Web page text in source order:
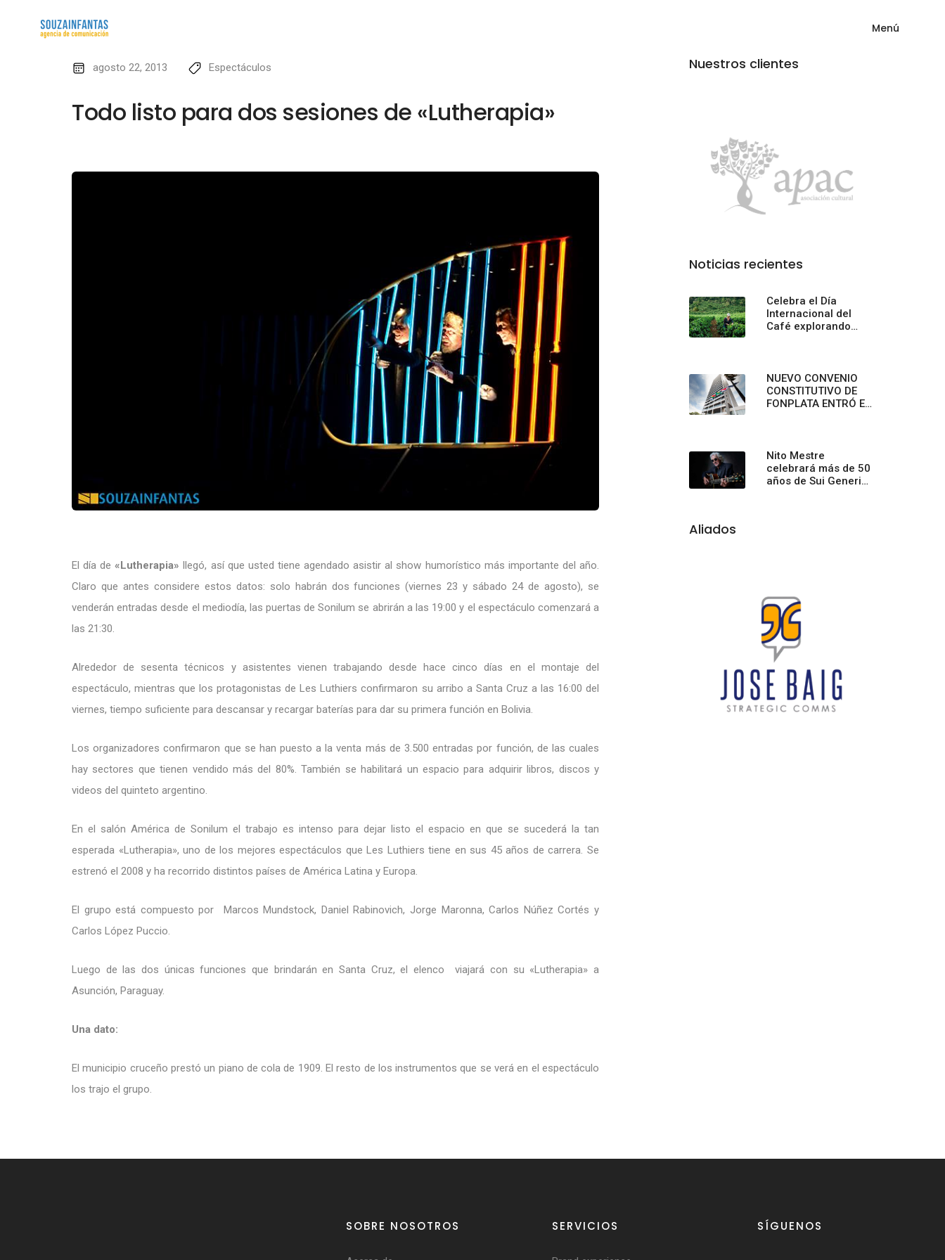
Menú
agosto 22, 2013 Espectáculos
Todo listo para dos sesiones de «Lutherapia»
El día de«Lutherapia» llegó, así que usted tiene agendado asistir al show humorístico más importante del año.
Claro que antes considere estos datos: solo habrán dos funciones (viernes 23 y sábado 24 de agosto), se
venderán entradas desde el mediodía, las puertas de Sonilum se abrirán a las 19:00 y el espectáculo comenzará a
las 21:30.
Alrededor de sesenta técnicos y asistentes vienen trabajando desde hace cinco días en el montaje del
espectáculo, mientras que los protagonistas de Les Luthiers confirmaron su arribo a Santa Cruz a las 16:00 del
viernes, tiempo suficiente para descansar y recargar baterías para dar su primera función en Bolivia.
Los organizadores confirmaron que se han puesto a la venta más de 3.500 entradas por función, de las cuales
hay sectores que tienen vendido más del 80%. También se habilitará un espacio para adquirir libros, discos y
videos del quinteto argentino.
En el salón América de Sonilum el trabajo es intenso para dejar listo el espacio en que se sucederá la tan
esperada «Lutherapia», uno de los mejores espectáculos que Les Luthiers tiene en sus 45 años de carrera. Se
estrenó el 2008 y ha recorrido distintos países de América Latina y Europa.
El grupo está compuesto por Marcos Mundstock, Daniel Rabinovich, Jorge Maronna, Carlos Núñez Cortés y
Carlos López Puccio.
Luego de las dos únicas funciones que brindarán en Santa Cruz, el elenco viajará con su «Lutherapia» a
Asunción, Paraguay.
Una dato:
El municipio cruceño prestó un piano de cola de 1909. El resto de los instrumentos que se verá en el espectáculo
los trajo el grupo.
Nuestros clientes
Noticias recientes
Celebra el Día
Internacional del
Café explorando
Starbucks
NUEVO CONVENIO
CONSTITUTIVO DE
FONPLATA ENTRÓ EN
Nito Mestre
celebrará más de 50
años de Sui Generis
Aliados
SOBRE NOSOTROS SERVICIOS SÍGUENOS